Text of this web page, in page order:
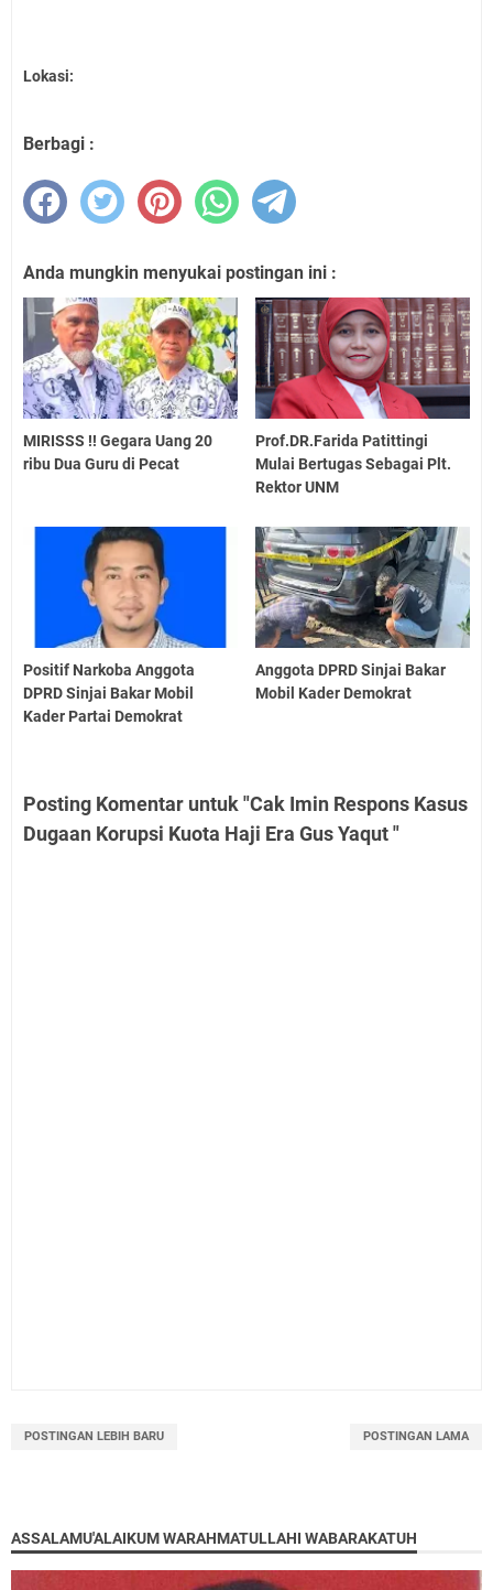
Lokasi:
Berbagi :
Anda mungkin menyukai postingan ini :
MIRISSS !! Gegara Uang 20
ribu Dua Guru di Pecat
Prof.DR.Farida Patittingi
Mulai Bertugas Sebagai Plt.
Rektor UNM
Positif Narkoba Anggota
DPRD Sinjai Bakar Mobil
Kader Partai Demokrat
Anggota DPRD Sinjai Bakar
Mobil Kader Demokrat
Posting Komentar untuk "Cak Imin Respons Kasus
Dugaan Korupsi Kuota Haji Era Gus Yaqut "
POSTINGAN LEBIH BARU POSTINGAN LAMA
ASSALAMU'ALAIKUM WARAHMATULLAHI WABARAKATUH